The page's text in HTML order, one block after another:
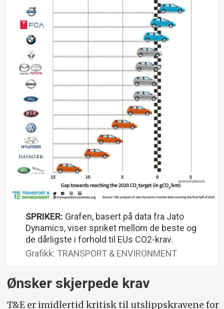
SPRIKER: Grafen, basert på data fra Jato
Dynamics, viser spriket mellom de beste og
de dårligste i forhold til EUs CO2-krav.
Grafikk: TRANSPORT & ENVIRONMENT
Ønsker skjerpede krav
T&E er imidlertid kritisk til utslippskravene for